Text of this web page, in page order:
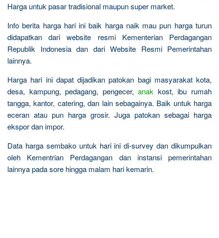
Harga untuk pasar tradisional maupun super market.
Info berita harga hari ini baik harga naik mau pun harga turun
didapatkan dari website resmi Kementerian Perdagangan
Republik Indonesia dan dari Website Resmi Pemerintahan
lainnya.
Harga hari ini dapat dijadikan patokan bagi masyarakat kota,
desa, kampung, pedagang, pengecer,anak kost, ibu rumah
tangga, kantor, catering, dan lain sebagainya. Baik untuk harga
eceran atau pun harga grosir. Juga patokan sebagai harga
ekspor dan impor.
Data harga sembako untuk hari ini di-survey dan dikumpulkan
oleh Kementrian Perdagangan dan instansi pemerintahan
lainnya pada sore hingga malam hari kemarin.